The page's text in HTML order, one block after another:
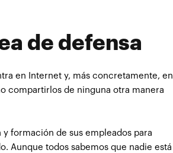
de defensa
en Internet y, más concretamente, en
compartirlos de ninguna otra manera
formación de sus empleados para
Aunque todos sabemos que nadie está